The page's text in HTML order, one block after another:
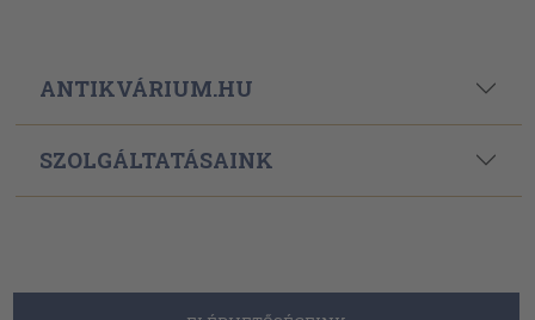
ANTIKVÁRIUM.HU
SZOLGÁLTATÁSAINK